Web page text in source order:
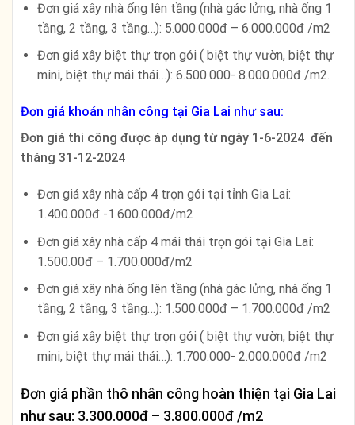
Đơn giá xây nhà ống lên tầng (nhà gác lửng, nhà ống 1
tầng, 2 tầng, 3 tầng…): 5.000.000đ – 6.000.000đ /m2
Đơn giá xây biệt thự trọn gói ( biệt thự vườn, biệt thự
mini, biệt thự mái thái…): 6.500.000- 8.000.000đ /m2.
Đơn giá khoán nhân công tại Gia Lai như sau:
Đơn giá thi công được áp dụng từ ngày 1-6-2024 đến
tháng 31-12-2024
Đơn giá xây nhà cấp 4 trọn gói tại tỉnh Gia Lai:
1.400.000đ -1.600.000đ/m2
Đơn giá xây nhà cấp 4 mái thái trọn gói tại Gia Lai:
1.500.00đ – 1.700.000đ/m2
Đơn giá xây nhà ống lên tầng (nhà gác lửng, nhà ống 1
tầng, 2 tầng, 3 tầng…): 1.500.000đ – 1.700.000đ /m2
Đơn giá xây biệt thự trọn gói ( biệt thự vườn, biệt thự
mini, biệt thự mái thái…): 1.700.000- 2.000.000đ /m2
Đơn giá phần thô nhân công hoàn thiện tại Gia Lai
như sau: 3.300.000đ – 3.800.000đ /m2